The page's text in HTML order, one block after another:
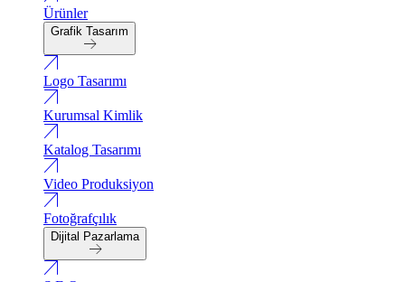
Ürünler
Grafik Tasarım
Logo Tasarımı
Kurumsal Kimlik
Katalog Tasarımı
Video Produksiyon
Fotoğrafçılık
Dijital Pazarlama